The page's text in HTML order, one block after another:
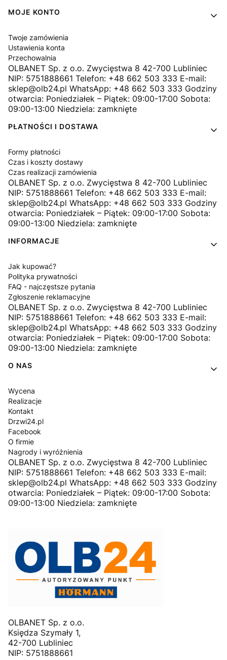
MOJE KONTO
Twoje zamówienia
Ustawienia konta
Przechowalnia
OLBANET Sp. z o.o. Zwycięstwa 8 42-700 Lubliniec
NIP: 5751888661 Telefon: +48 662 503 333 E-mail:
sklep@olb24.pl WhatsApp: +48 662 503 333 Godziny
otwarcia: Poniedziałek – Piątek: 09:00-17:00 Sobota:
09:00-13:00 Niedziela: zamknięte
PŁATNOŚCI I DOSTAWA
Formy płatności
Czas i koszty dostawy
Czas realizacji zamówienia
OLBANET Sp. z o.o. Zwycięstwa 8 42-700 Lubliniec
NIP: 5751888661 Telefon: +48 662 503 333 E-mail:
sklep@olb24.pl WhatsApp: +48 662 503 333 Godziny
otwarcia: Poniedziałek – Piątek: 09:00-17:00 Sobota:
09:00-13:00 Niedziela: zamknięte
INFORMACJE
Jak kupować?
Polityka prywatności
FAQ - najczęstsze pytania
Zgłoszenie reklamacyjne
OLBANET Sp. z o.o. Zwycięstwa 8 42-700 Lubliniec
NIP: 5751888661 Telefon: +48 662 503 333 E-mail:
sklep@olb24.pl WhatsApp: +48 662 503 333 Godziny
otwarcia: Poniedziałek – Piątek: 09:00-17:00 Sobota:
09:00-13:00 Niedziela: zamknięte
O NAS
Wycena
Realizacje
Kontakt
Drzwi24.pl
Facebook
O firmie
Nagrody i wyróżnienia
OLBANET Sp. z o.o. Zwycięstwa 8 42-700 Lubliniec
NIP: 5751888661 Telefon: +48 662 503 333 E-mail:
sklep@olb24.pl WhatsApp: +48 662 503 333 Godziny
otwarcia: Poniedziałek – Piątek: 09:00-17:00 Sobota:
09:00-13:00 Niedziela: zamknięte
OLBANET Sp. z o.o.
Księdza Szymały 1,
42-700 Lubliniec
NIP: 5751888661